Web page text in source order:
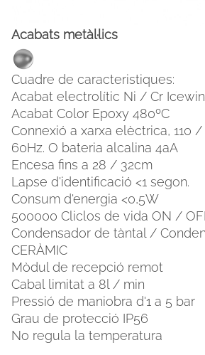
Acabats metàl·lics
Cuadre de caracteristiques:
Acabat electrolític Ni / Cr
Acabat Color Epoxy 480ºC
Connexió a xarxa elèctrica, 110
60Hz. O bateria alcalina 4aA
Encesa fins a 28 / 32cm
Lapse d'identificació <1 segon.
Consum d'energia <0,5W
500000 Cliclos de vida ON /
Condensador de tàntal /
CERÀMIC
Mòdul de recepció remot
Cabal limitat a 8l / min
Pressió de maniobra d'1 a 5 bar
Grau de protecció IP56
No regula la temperatura